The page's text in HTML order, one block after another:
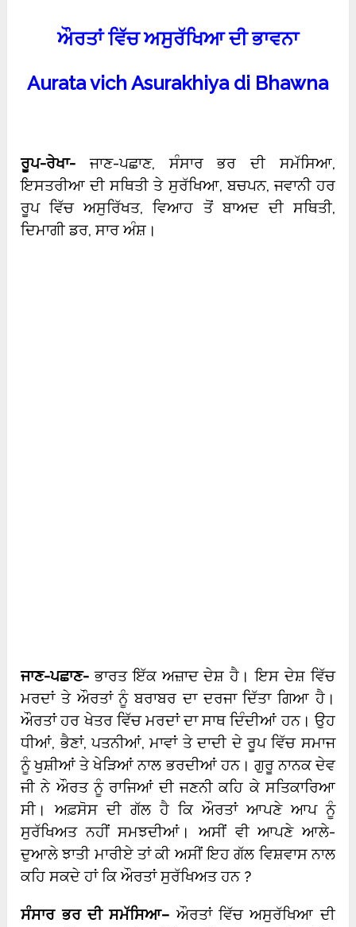
ਔਰਤਾਂ ਵਿੱਚ ਅਸੁਰੱਖਿਆ ਦੀ ਭਾਵਨਾ
Aurata vich Asurakhiya di Bhawna
ਰੂਪ-ਰੇਖਾ- ਜਾਣ-ਪਛਾਣ, ਸੰਸਾਰ ਭਰ ਦੀ ਸਮੱਸਿਆ,
ਇਸਤਰੀਆ ਦੀ ਸਥਿਤੀ ਤੇ ਸੁਰੱਖਿਆ, ਬਚਪਨ, ਜਵਾਨੀ ਹਰ
ਰੂਪ ਵਿੱਚ ਅਸੁਰਿੱਖਤ, ਵਿਆਹ ਤੋਂ ਬਾਅਦ ਦੀ ਸਥਿਤੀ,
ਦਿਮਾਗੀ ਡਰ, ਸਾਰ ਅੰਸ਼।
ਜਾਣ-ਪਛਾਣ- ਭਾਰਤ ਇੱਕ ਅਜ਼ਾਦ ਦੇਸ਼ ਹੈ। ਇਸ ਦੇਸ਼ ਵਿੱਚ
ਮਰਦਾਂ ਤੇ ਔਰਤਾਂ ਨੂੰ ਬਰਾਬਰ ਦਾ ਦਰਜਾ ਦਿੱਤਾ ਗਿਆ ਹੈ।
ਔਰਤਾਂ ਹਰ ਖੇਤਰ ਵਿੱਚ ਮਰਦਾਂ ਦਾ ਸਾਥ ਦਿੰਦੀਆਂ ਹਨ। ਉਹ
ਧੀਆਂ, ਭੈਣਾਂ, ਪਤਨੀਆਂ, ਮਾਵਾਂ ਤੇ ਦਾਦੀ ਦੇ ਰੂਪ ਵਿੱਚ ਸਮਾਜ
ਨੂੰ ਖੁਸ਼ੀਆਂ ਤੇ ਖੇੜਿਆਂ ਨਾਲ ਭਰਦੀਆਂ ਹਨ। ਗੁਰੂ ਨਾਨਕ ਦੇਵ
ਜੀ ਨੇ ਔਰਤ ਨੂੰ ਰਾਜਿਆਂ ਦੀ ਜਣਨੀ ਕਹਿ ਕੇ ਸਤਿਕਾਰਿਆ
ਸੀ। ਅਫ਼ਸੋਸ ਦੀ ਗੱਲ ਹੈ ਕਿ ਔਰਤਾਂ ਆਪਣੇ ਆਪ ਨੂੰ
ਸੁਰੱਖਿਅਤ ਨਹੀਂ ਸਮਝਦੀਆਂ। ਅਸੀਂ ਵੀ ਆਪਣੇ ਆਲੇ-
ਦੁਆਲੇ ਝਾਤੀ ਮਾਰੀਏ ਤਾਂ ਕੀ ਅਸੀਂ ਇਹ ਗੱਲ ਵਿਸ਼ਵਾਸ ਨਾਲ
ਕਹਿ ਸਕਦੇ ਹਾਂ ਕਿ ਔਰਤਾਂ ਸੁਰੱਖਿਅਤ ਹਨ ?
ਸੰਸਾਰ ਭਰ ਦੀ ਸਮੱਸਿਆ– ਔਰਤਾਂ ਵਿੱਚ ਅਸੁਰੱਖਿਆ ਦੀ